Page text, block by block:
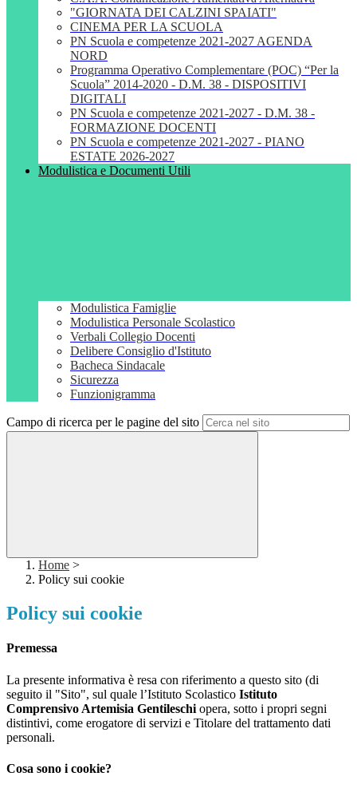
"GIORNATA DEI CALZINI SPAIATI"
CINEMA PER LA SCUOLA
PN Scuola e competenze 2021-2027 AGENDA
NORD
Programma Operativo Complementare (POC) “Per la
Scuola” 2014-2020 - D.M. 38 - DISPOSITIVI
DIGITALI
PN Scuola e competenze 2021-2027 - D.M. 38 -
FORMAZIONE DOCENTI
PN Scuola e competenze 2021-2027 - PIANO
ESTATE 2026-2027
Modulistica e Documenti Utili
Modulistica Famiglie
Modulistica Personale Scolastico
Verbali Collegio Docenti
Delibere Consiglio d'Istituto
Bacheca Sindacale
Sicurezza
Funzionigramma
Campo di ricerca per le pagine del sito
Home >
Policy sui cookie
Policy sui cookie
Premessa
La presente informativa è resa con riferimento a questo sito (di
seguito il "Sito", sul quale l’Istituto Scolastico Istituto
Comprensivo Artemisia Gentileschi opera, sotto i propri segni
distintivi, come erogatore di servizi e Titolare del trattamento dati
personali.
Cosa sono i cookie?